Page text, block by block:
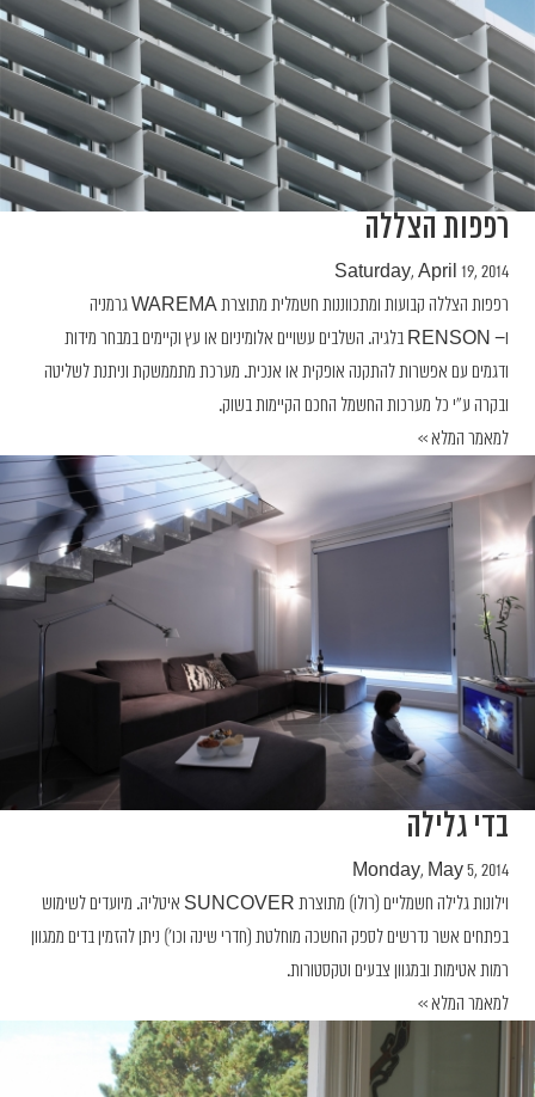
רפפות הצללה
Saturday, April 19, 2014
רפפות הצללה קבועות ומתכווננות חשמלית מתוצרת WAREMA גרמניה
ו− RENSON בלגיה. השלבים עשויים אלומיניום או עץ וקיימים במבחר מידות
ודגמים עם אפשרות להתקנה אופקית או אנכית. מערכת מתממשקת וניתנת לשליטה
ובקרה ע"י כל מערכות החשמל החכם הקיימות בשוק.
למאמר המלא >>
בדי גלילה
Monday, May 5, 2014
וילונות גלילה חשמליים (רולו) מתוצרת SUNCOVER איטליה. מיועדים לשימוש
בפתחים אשר נדרשים לספק החשכה מוחלטת (חדרי שינה וכו') ניתן להזמין בדים ממגוון
רמות אטימות ובמגוון צבעים וטקסטורות.
למאמר המלא >>